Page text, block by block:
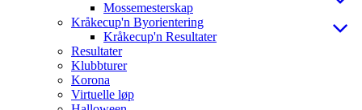
Mossemesterskap
Kråkecup'n Byorientering
Kråkecup'n Resultater
Resultater
Klubbturer
Korona
Virtuelle løp